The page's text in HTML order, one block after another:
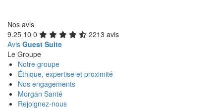
Nos avis
9.25 10 0
2213 avis
Avis Guest Suite
Le Groupe
Notre groupe
Éthique, expertise et proximité
Nos engagements
Morgan Santé
Rejoignez-nous